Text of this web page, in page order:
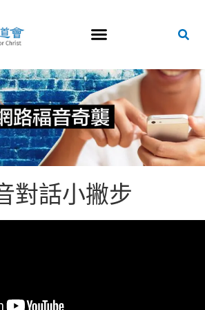
對話小撇步